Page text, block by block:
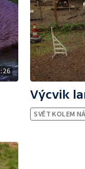
Výcvik
SVĚT KOLEM